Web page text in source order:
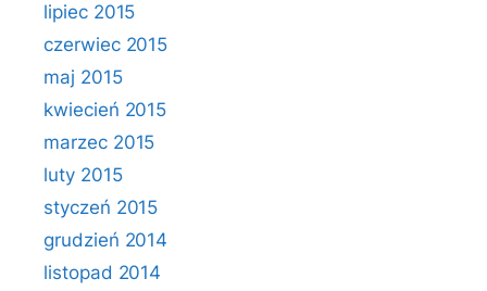
lipiec 2015
czerwiec 2015
maj 2015
kwiecień 2015
marzec 2015
luty 2015
styczeń 2015
grudzień 2014
listopad 2014